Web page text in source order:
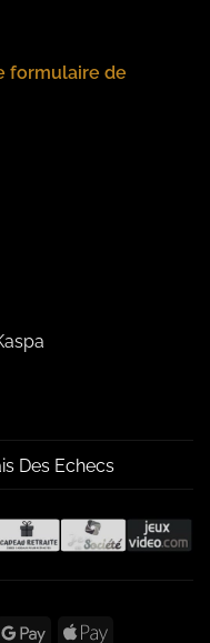
formulaire de
Des Echecs
Google Apple